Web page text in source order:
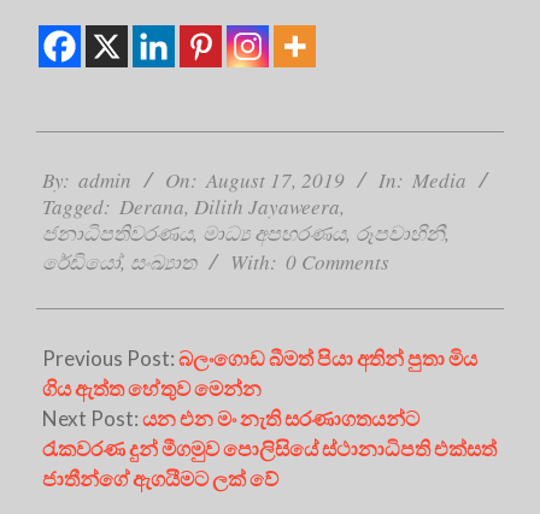
08-
17
By: admin On: August 17, 2019 In: Media
Tagged: Derana, Dilith Jayaweera,
ජනාධිපතිවරණය, මාධ්‍ය අපහරණය, රූපවාහිනී,
රේඩියෝ, සංඛ්‍යාත With: 0 Comments
Previous Post:බලංගොඩ බීමත් පියා අතින් පුතා මිය
ගිය ඇත්ත හේතුව මෙන්න
Next Post:යන එන මං නැති සරණාගතයන්ට
රැකවරණ දුන් මීගමුව පොලිසියේ ස්ථානාධිපති එක්සත්
ජාතීන්ගේ ඇගයීමට ලක් වේ